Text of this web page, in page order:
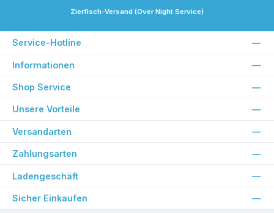
Zierfisch-Versand (Over Night Service)
Service-Hotline
Informationen
Shop Service
Unsere Vorteile
Versandarten
Zahlungsarten
Ladengeschäft
Sicher Einkaufen